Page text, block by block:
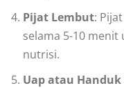
Pijat Lembut:
selama 5-10
nutrisi.
Uap atau